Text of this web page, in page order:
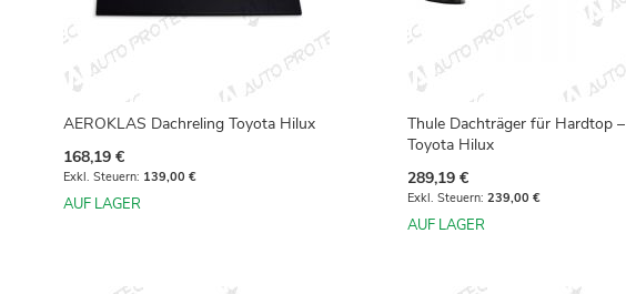
AEROKLAS Dachreling Toyota Hilux
168,19 €
139,00 €
AUF LAGER
Thule Dachträger für Hardtop –
Toyota Hilux
289,19 €
239,00 €
AUF LAGER